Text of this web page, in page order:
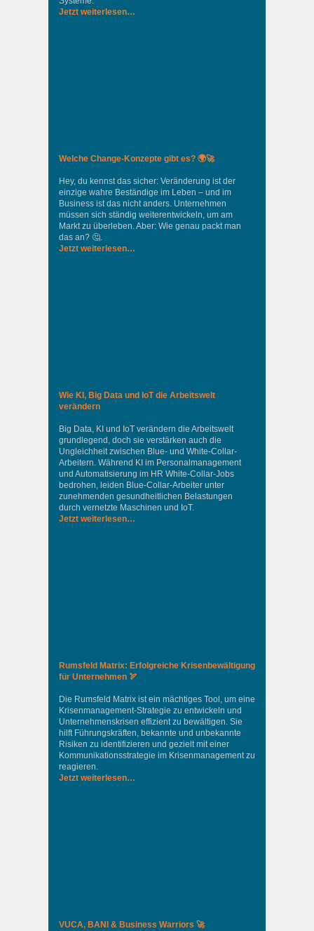
Jetzt weiterlesen…
Welche Change-Konzepte gibt es? 🌍🚀
Hey, du kennst das sicher: Veränderung ist der
einzige wahre Beständige im Leben – und im
Business ist das nicht anders. Unternehmen
müssen sich ständig weiterentwickeln, um am
Markt zu überleben. Aber: Wie genau packt man
das an? 🤔.
Jetzt weiterlesen…
Wie KI, Big Data und IoT die Arbeitswelt
verändern
Big Data, KI und IoT verändern die Arbeitswelt
grundlegend, doch sie verstärken auch die
Ungleichheit zwischen Blue- und White-Collar-
Arbeitern. Während KI im Personalmanagement
und Automatisierung im HR White-Collar-Jobs
bedrohen, leiden Blue-Collar-Arbeiter unter
zunehmenden gesundheitlichen Belastungen
durch vernetzte Maschinen und IoT.
Jetzt weiterlesen…
Rumsfeld Matrix: Erfolgreiche Krisenbewältigung
für Unternehmen 🏹
Die Rumsfeld Matrix ist ein mächtiges Tool, um eine
Krisenmanagement-Strategie zu entwickeln und
Unternehmenskrisen effizient zu bewältigen. Sie
hilft Führungskräften, bekannte und unbekannte
Risiken zu identifizieren und gezielt mit einer
Kommunikationsstrategie im Krisenmanagement zu
reagieren.
Jetzt weiterlesen…
VUCA, BANI & Business Warriors 🚀